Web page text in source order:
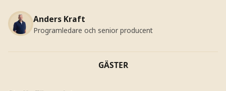
Anders Kraft
Programledare och senior producent
GÄSTER